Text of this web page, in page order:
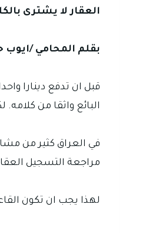
العقار لا يشترى
بقلم المحامي /ايوب
قبل ان تدفع دينارا
البائع واثقا من
في العراق كثير من
مراجعة التسجيل
لهذا يجب ان تكون